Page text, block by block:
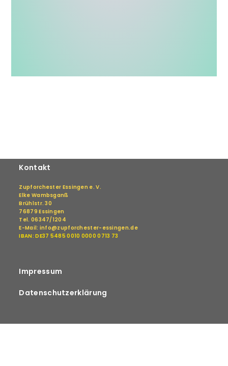
Kontakt
Zupforchester Essingen e. V.
Elke Wambsganß
Brühlstr. 30
76879 Essingen
Tel. 06347/1204
E-Mail: info@zupforchester-essingen.de
IBAN: DE37 5485 0010 0000 0713 73
Impressum
Datenschutzerklärung